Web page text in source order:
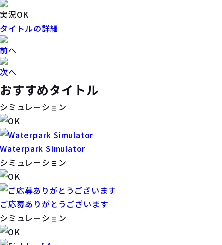
実況OK
タイトルの詳細
前へ
次へ
おすすめタイトル
シミュレーション
Waterpark Simulator
シミュレーション
ご応募ありがとうございます
シミュレーション